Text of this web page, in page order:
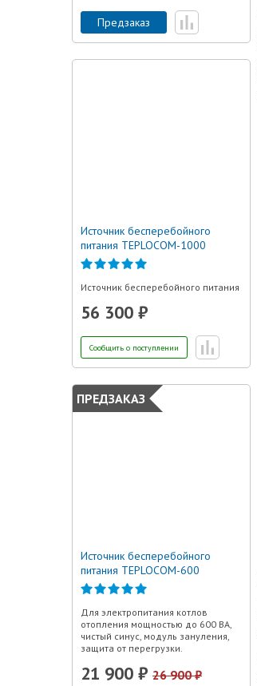
Предзаказ
Источник бесперебойного
питания TEPLOCOM-1000
Источник бесперебойного питания
56 300 ₽
Сообщить о поступлении
ПРЕДЗАКАЗ
Источник бесперебойного
питания TEPLOCOM-600
Для электропитания котлов
отопления мощностью до 600 ВА,
чистый синус, модуль зануления,
защита от перегрузки.
21 900 ₽ 26 900 ₽